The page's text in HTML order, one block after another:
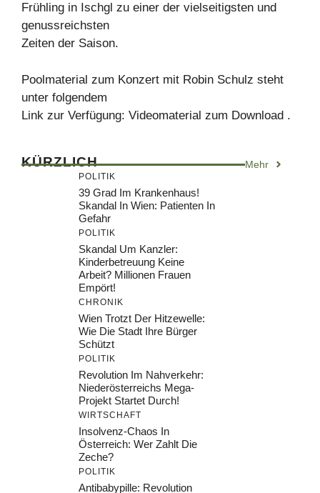
Frühling in Ischgl zu einer der vielseitigsten und
genussreichsten
Zeiten der Saison.
Poolmaterial zum Konzert mit Robin Schulz steht
unter folgendem
Link zur Verfügung: Videomaterial zum Download .
KÜRZLICH Mehr
POLITIK
39 Grad Im Krankenhaus!
Skandal In Wien: Patienten In
Gefahr
POLITIK
Skandal Um Kanzler:
Kinderbetreuung Keine
Arbeit? Millionen Frauen
Empört!
CHRONIK
Wien Trotzt Der Hitzewelle:
Wie Die Stadt Ihre Bürger
Schützt
POLITIK
Revolution Im Nahverkehr:
Niederösterreichs Mega-
Projekt Startet Durch!
WIRTSCHAFT
Insolvenz-Chaos In
Österreich: Wer Zahlt Die
Zeche?
POLITIK
Antibabypille: Revolution